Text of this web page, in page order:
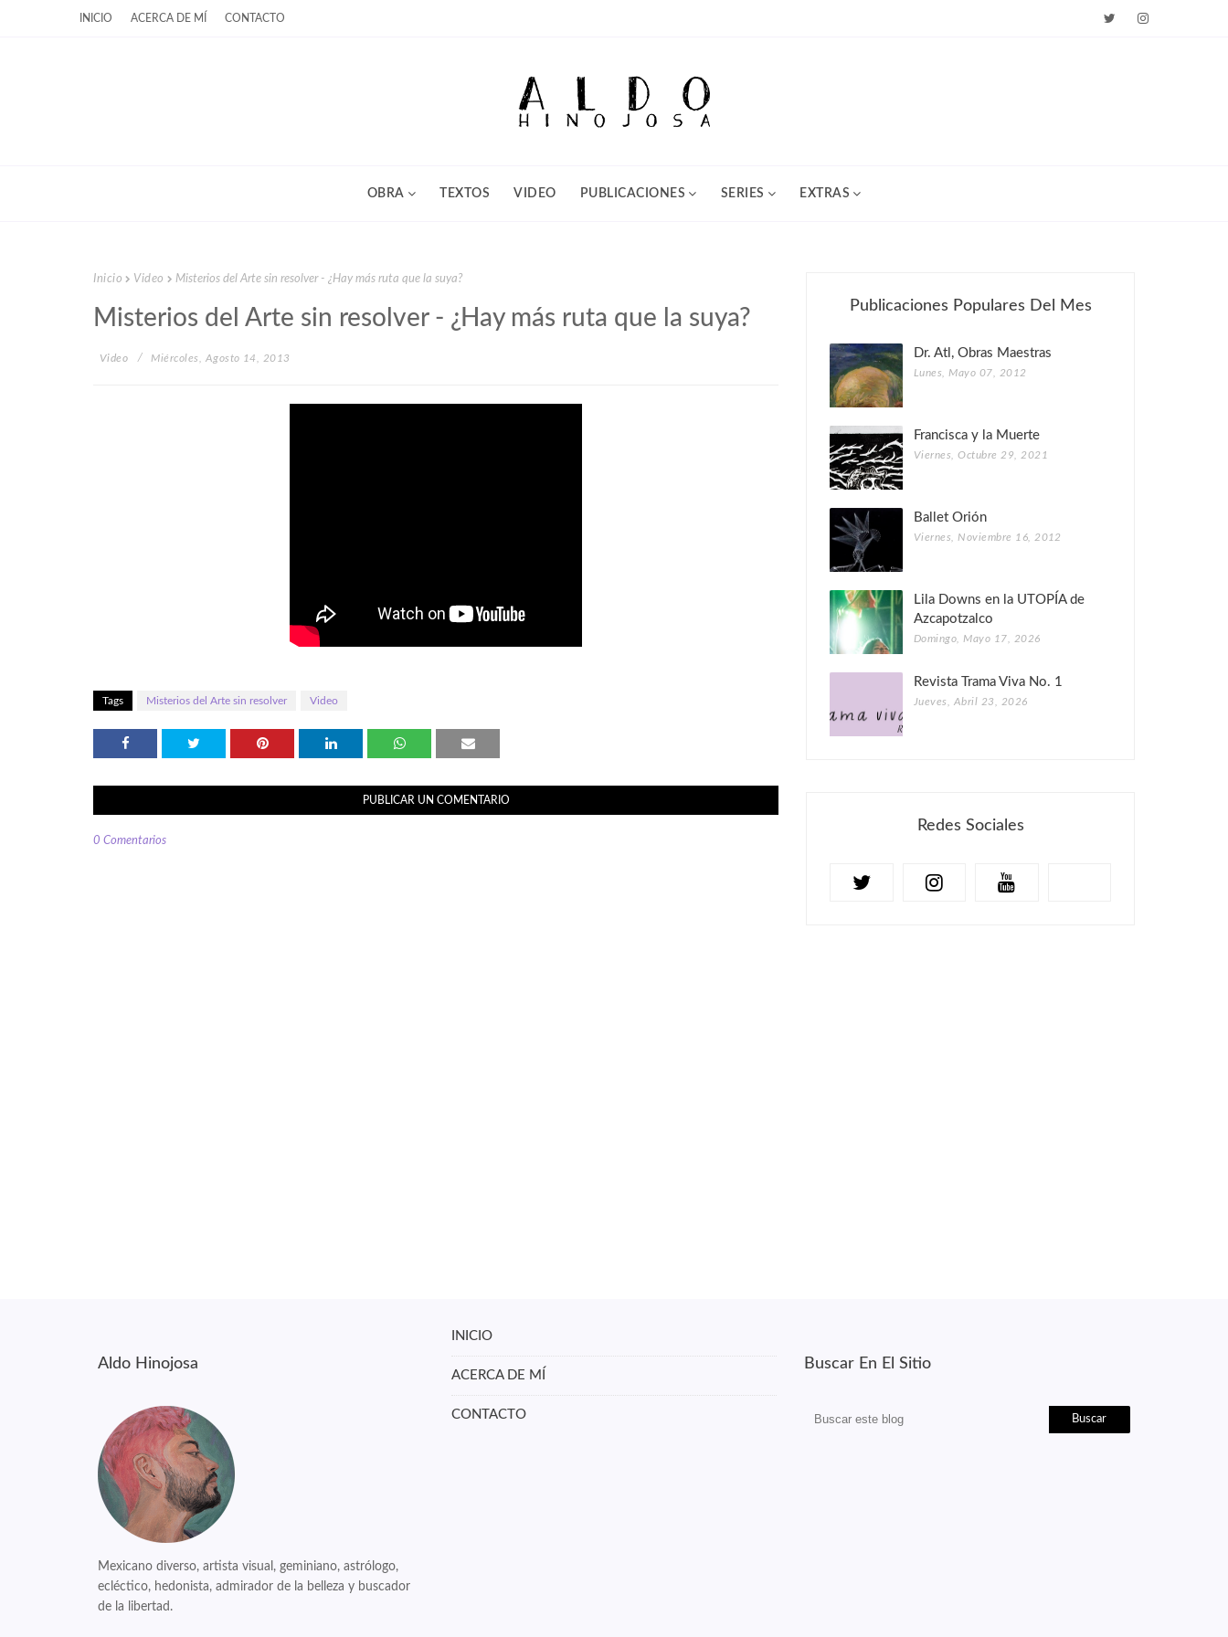
INICIO ACERCA DE MÍ CONTACTO
OBRA TEXTOS VIDEO PUBLICACIONES SERIES EXTRAS
Inicio Video Misterios del Arte sin resolver - ¿Hay más ruta que la suya?
Misterios del Arte sin resolver - ¿Hay más ruta que la suya?
Video Miércoles, Agosto 14, 2013
Tags Misterios del Arte sin resolver Video
PUBLICAR UN COMENTARIO
0 Comentarios
Publicaciones Populares Del Mes
Dr. Atl, Obras Maestras
Lunes, Mayo 07, 2012
Francisca y la Muerte
Viernes, Octubre 29, 2021
Ballet Orión
Viernes, Noviembre 16, 2012
Lila Downs en la UTOPÍA de
Azcapotzalco
Domingo, Mayo 17, 2026
Revista Trama Viva No. 1
Jueves, Abril 23, 2026
Redes Sociales
Aldo Hinojosa
Mexicano diverso, artista visual, geminiano, astrólogo,
ecléctico, hedonista, admirador de la belleza y buscador
de la libertad.
INICIO
ACERCA DE MÍ
CONTACTO
Buscar En El Sitio